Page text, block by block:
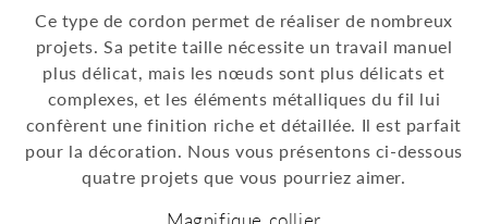
Ce type de cordon permet de réaliser de nombreux
projets. Sa petite taille nécessite un travail manuel
plus délicat, mais les nœuds sont plus délicats et
complexes, et les éléments métalliques du fil lui
confèrent une finition riche et détaillée. Il est parfait
pour la décoration. Nous vous présentons ci-dessous
quatre projets que vous pourriez aimer.